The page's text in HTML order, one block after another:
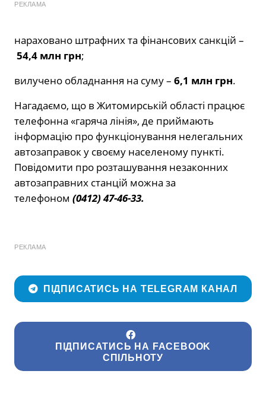
РЕКЛАМА
нараховано штрафних та фінансових санкцій –
54,4 млн грн;
вилучено обладнання на суму – 6,1 млн грн.
Нагадаємо, що в Житомирській області працює
телефонна «гаряча лінія», де приймають
інформацію про функціонування нелегальних
автозаправок у своєму населеному пункті.
Повідомити про розташування незаконних
автозаправних станцій можна за
телефоном (0412) 47-46-33.
РЕКЛАМА
ПІДПИСАТИСЬ НА TELEGRAM КАНАЛ
ПІДПИСАТИСЬ НА FACEBOOK
СПІЛЬНОТУ